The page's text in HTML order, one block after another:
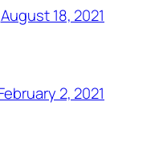
August 18, 2021
2, 2021